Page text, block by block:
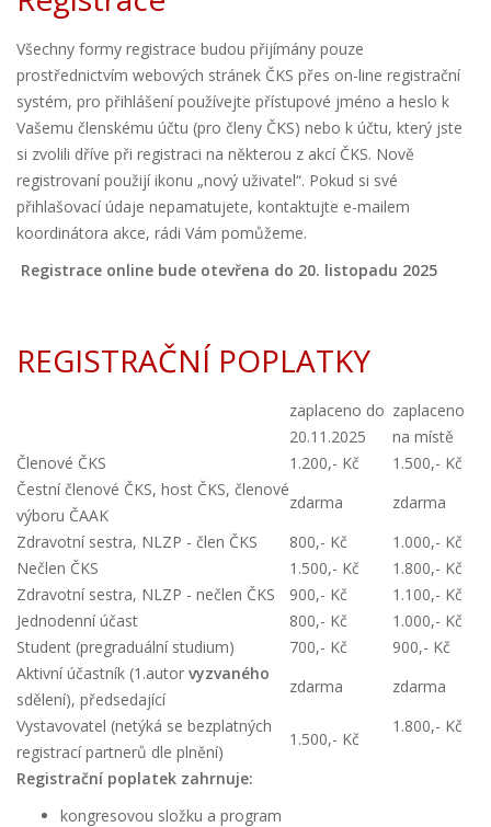
Všechny formy registrace budou přijímány pouze
prostřednictvím webových stránek ČKS přes on-line registrační
systém, pro přihlášení používejte přístupové jméno a heslo k
Vašemu členskému účtu (pro členy ČKS) nebo k účtu, který jste
si zvolili dříve při registraci na některou z akcí ČKS. Nově
registrovaní použijí ikonu „nový uživatel“. Pokud si své
přihlašovací údaje nepamatujete, kontaktujte e-mailem
koordinátora akce, rádi Vám pomůžeme.
Registrace online bude otevřena do 20. listopadu 2025
REGISTRAČNÍ POPLATKY
zaplaceno do
20.11.2025
zaplaceno
na místě
Členové ČKS
1.200,- Kč
1.500,- Kč
Čestní členové ČKS, host ČKS, členové
výboru ČAAK
zdarma
zdarma
Zdravotní sestra, NLZP - člen ČKS
800,- Kč
1.000,- Kč
Nečlen ČKS
1.500,- Kč
1.800,- Kč
Zdravotní sestra, NLZP - nečlen ČKS
900,- Kč
1.100,- Kč
Jednodenní účast
800,- Kč
1.000,- Kč
Student (pregraduální studium)
700,- Kč
900,- Kč
Aktivní účastník (1.autor vyzvaného
sdělení), předsedající
zdarma
zdarma
Vystavovatel (netýká se bezplatných
registrací partnerů dle plnění)
1.500,- Kč
1.800,- Kč
Registrační poplatek zahrnuje:
kongresovou složku a program